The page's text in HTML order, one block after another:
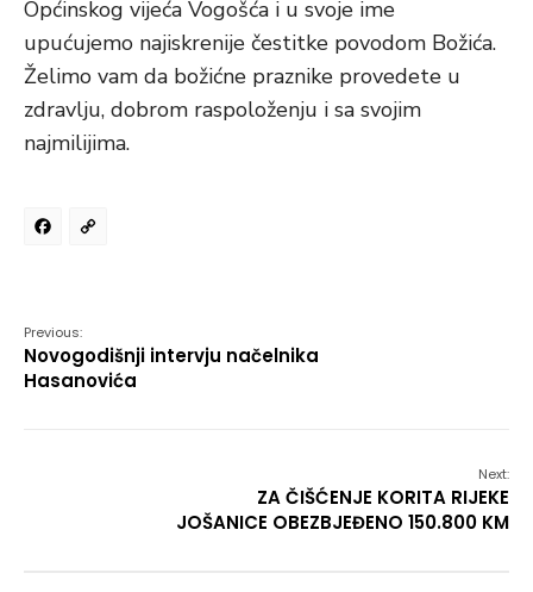
Općinskog vijeća Vogošća i u svoje ime
upućujemo najiskrenije čestitke povodom Božića.
Želimo vam da božićne praznike provedete u
zdravlju, dobrom raspoloženju i sa svojim
najmilijima.
Facebook
Previous:
Novogodišnji intervju načelnika
Hasanovića
Next:
ZA ČIŠĆENJE KORITA RIJEKE
JOŠANICE OBEZBJEĐENO 150.800 KM